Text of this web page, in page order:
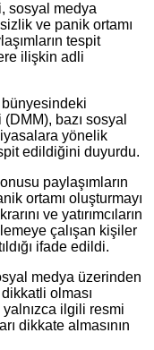
sosyal medya
ve panik ortamı
tespit
ilişkin adli
bünyesindeki
bazı sosyal
yönelik
edildiğini duyurdu.
paylaşımların
ortamı oluşturmayı
ve yatırımcıların
çalışan kişiler
ifade edildi.
medya üzerinden
olması
ilgili resmi
dikkate almasının